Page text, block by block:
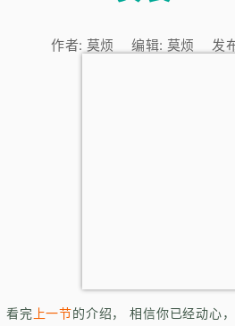
作者:莫烦 编辑:莫烦 发
看完 上一节的介绍， 相信你已经动心